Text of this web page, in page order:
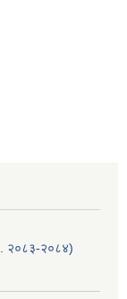
२०८३-२०८४)